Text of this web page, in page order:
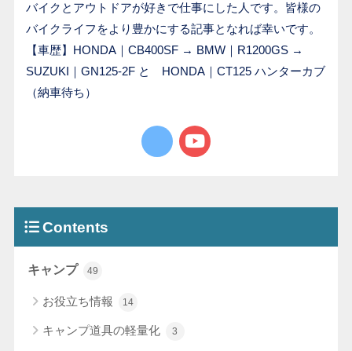
バイクとアウトドアが好きで仕事にした人です。皆様の
バイクライフをより豊かにする記事となれば幸いです。
【車歴】HONDA｜CB400SF → BMW｜R1200GS →
SUZUKI｜GN125-2F と HONDA｜CT125 ハンターカブ
（納車待ち）
Contents
キャンプ 49
お役立ち情報 14
キャンプ道具の軽量化 3